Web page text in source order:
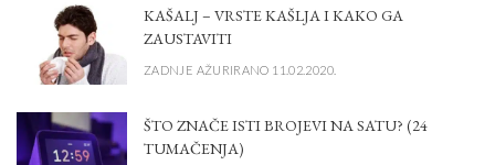
KAŠALJ – VRSTE KAŠLJA I KAKO GA
ZAUSTAVITI
ZADNJE AŽURIRANO 11.02.2020.
ŠTO ZNAČE ISTI BROJEVI NA SATU? (24
TUMAČENJA)